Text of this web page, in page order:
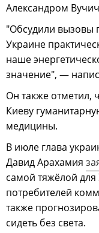
Александром
"Обсудили вызовы
Украине
наше
значение", —
Он также отметил,
Киеву
медицины.
В июле глава
Давид Арахамия
самой тяжёлой
потребителей
также
сидеть без света.